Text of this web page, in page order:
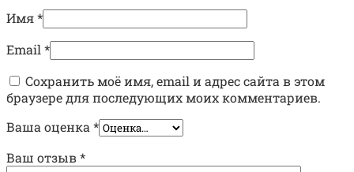
Имя*
Email *
Сохранить моё имя, email и адрес сайта в этом
браузере для последующих моих комментариев.
Ваша оценка *
Ваш отзыв*